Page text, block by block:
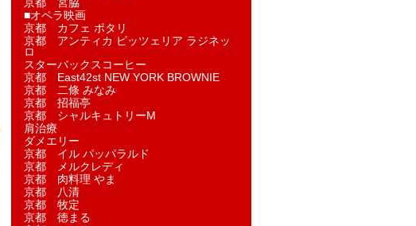
京都 宮脇
■オペラ映画
京都 カフェ ポタリ
京都 アンティカ ピッツェリア ラジネッ
ロ
スターバックスコーヒー
京都 East42st NEW YORK BROWNIE
京都 二條 みなみ
京都 招福亭
京都 シャルキュトリーM
肩治療
ダメエリー
京都 イル パッパラルド
京都 メルクレディ
京都 肉料理 やま
京都 八清
京都 牧定
京都 徳まる